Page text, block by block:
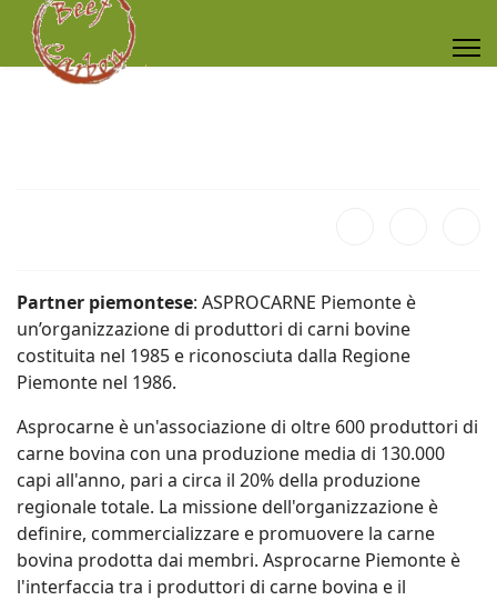
Partner piemontese: ASPROCARNE Piemonte è
un’organizzazione di produttori di carni bovine
costituita nel 1985 e riconosciuta dalla Regione
Piemonte nel 1986.
Asprocarne è un'associazione di oltre 600 produttori di
carne bovina con una produzione media di 130.000
capi all'anno, pari a circa il 20% della produzione
regionale totale. La missione dell'organizzazione è
definire, commercializzare e promuovere la carne
bovina prodotta dai membri. Asprocarne Piemonte è
l'interfaccia tra i produttori di carne bovina e il